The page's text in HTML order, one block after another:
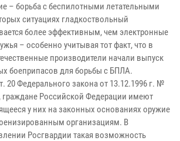
– борьба с беспилотными летательными
ситуациях гладкоствольный
более эффективным, чем электронные
– особенно учитывая тот факт, что в
производители начали выпуск
боеприпасов для борьбы с БПЛА.
20 Федерального закона от 13.12.1996 г. №
граждане Российской Федерации имеют
у них на законных основаниях оружие
организациям. В
Росгвардии такая возможность